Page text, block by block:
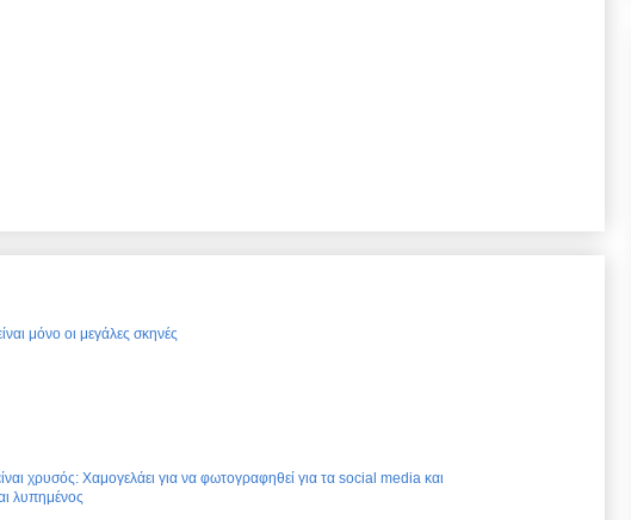
μόνο οι μεγάλες σκηνές
χρυσός: Χαμογελάει για να φωτογραφηθεί για τα social media και
λυπημένος